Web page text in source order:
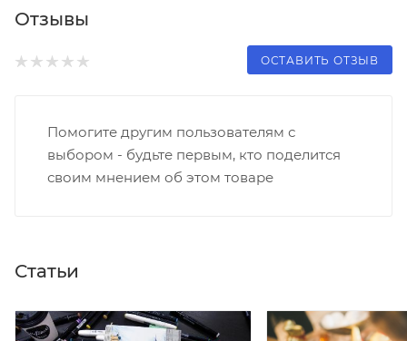
Отзывы
ОСТАВИТЬ ОТЗЫВ
Помогите другим пользователям с
выбором - будьте первым, кто поделится
своим мнением об этом товаре
Статьи